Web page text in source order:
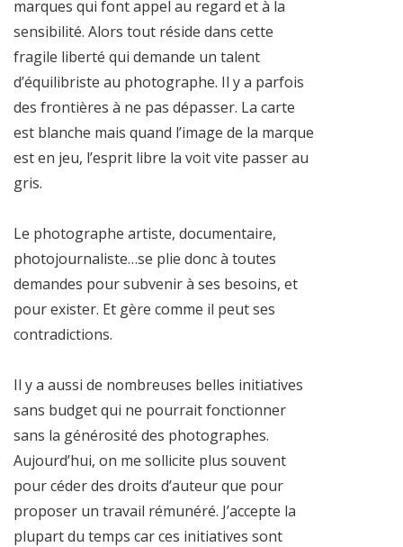
marques qui font appel au regard et à la
sensibilité. Alors tout réside dans cette
fragile liberté qui demande un talent
d’équilibriste au photographe. Il y a parfois
des frontières à ne pas dépasser. La carte
est blanche mais quand l’image de la marque
est en jeu, l’esprit libre la voit vite passer au
gris.
Le photographe artiste, documentaire,
photojournaliste…se plie donc à toutes
demandes pour subvenir à ses besoins, et
pour exister. Et gère comme il peut ses
contradictions.
Il y a aussi de nombreuses belles initiatives
sans budget qui ne pourrait fonctionner
sans la générosité des photographes.
Aujourd’hui, on me sollicite plus souvent
pour céder des droits d’auteur que pour
proposer un travail rémunéré. J’accepte la
plupart du temps car ces initiatives sont